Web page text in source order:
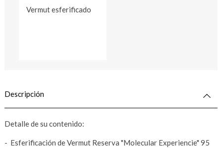
Vermut esferificado
Descripción
Detalle de su contenido:
- Esferificación de Vermut Reserva "Molecular Experiencie" 95